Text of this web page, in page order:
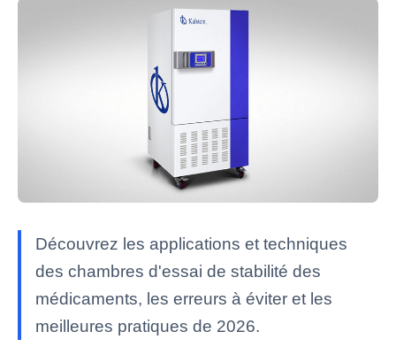
Découvrez les applications et techniques
des chambres d'essai de stabilité des
médicaments, les erreurs à éviter et les
meilleures pratiques de 2026.